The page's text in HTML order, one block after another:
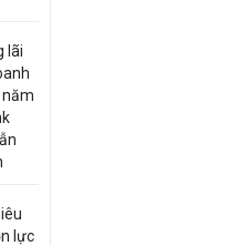
lãi
lực